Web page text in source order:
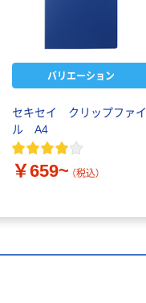
バリエーション
セキセイ クリップファイ
ル A4
￥659~ （税込）